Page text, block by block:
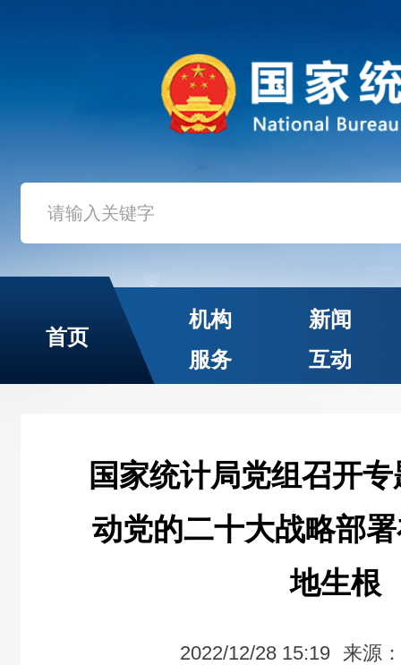
首页
机构
新闻
服务
互动
国家统计局党组召开
动党的二十大战略部
地生根
2022/12/28 15:19 来源